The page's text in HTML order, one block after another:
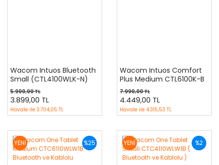
Wacom Intuos Bluetooth
Small (CTL4100WLK-N)
5.900,00 TL
3.899,00 TL
Havale ile 3.704,05 TL
Wacom Intuos Comfort
Plus Medium CTL6100K-B
7.990,00 TL
4.449,00 TL
Havale ile 4.315,53 TL
%25
YENİ %2
YENİ